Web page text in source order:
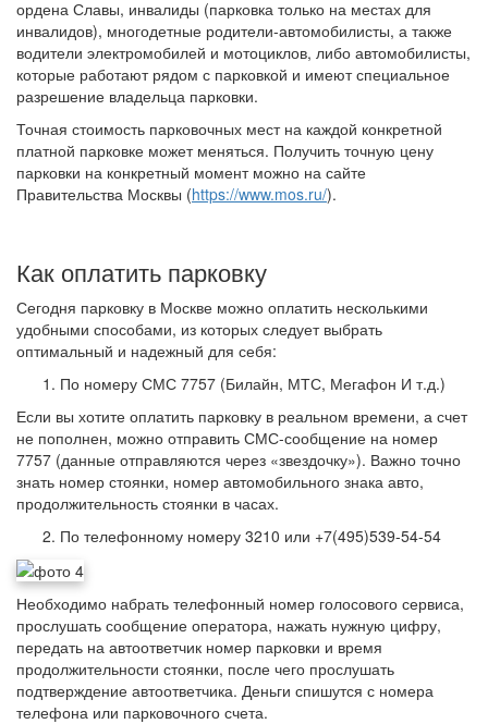
ордена Славы, инвалиды (парковка только на местах для
инвалидов), многодетные родители-автомобилисты, а также
водители электромобилей и мотоциклов, либо автомобилисты,
которые работают рядом с парковкой и имеют специальное
разрешение владельца парковки.
Точная стоимость парковочных мест на каждой конкретной
платной парковке может меняться. Получить точную цену
парковки на конкретный момент можно на сайте
Правительства Москвы (https://www.mos.ru/).
Как оплатить парковку
Сегодня парковку в Москве можно оплатить несколькими
удобными способами, из которых следует выбрать
оптимальный и надежный для себя:
По номеру СМС 7757 (Билайн, МТС, Мегафон И т.д.)
Если вы хотите оплатить парковку в реальном времени, а счет
не пополнен, можно отправить СМС-сообщение на номер
7757 (данные отправляются через «звездочку»). Важно точно
знать номер стоянки, номер автомобильного знака авто,
продолжительность стоянки в часах.
По телефонному номеру 3210 или +7(495)539-54-54
Необходимо набрать телефонный номер голосового сервиса,
прослушать сообщение оператора, нажать нужную цифру,
передать на автоответчик номер парковки и время
продолжительности стоянки, после чего прослушать
подтверждение автоответчика. Деньги спишутся с номера
телефона или парковочного счета.